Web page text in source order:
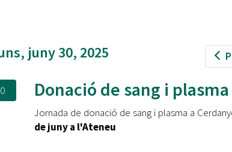
Cerdanyola opta a més de 5 milions d'euros del Pla de
Barris per transformar les Fontetes, Quatre Cantons i
El FIT presenta el cartell de la seva 16a edició i dona el
tret de sortida al festival
L’Ajuntament reparteix ulleres gratuïtes per veure
juny 30, 2025
Donació de sang i plasma
Jornada de donació de sang i plasma a
de juny a l'Ateneu